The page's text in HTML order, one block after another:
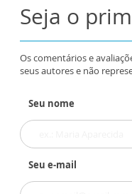
Seja o
Os comentários e
seus autores e não
Seu nome
Seu e-mail